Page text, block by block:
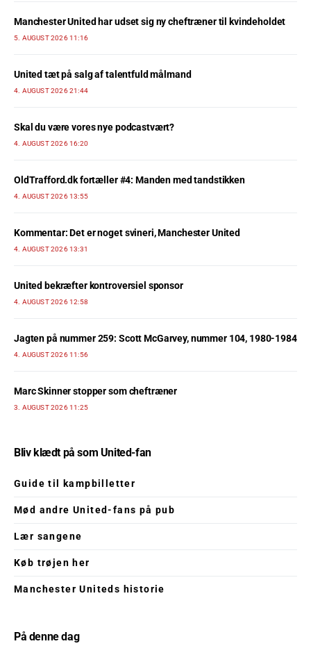
Manchester United har udset sig ny cheftræner til kvindeholdet
5. AUGUST 2026 11:16
United tæt på salg af talentfuld målmand
4. AUGUST 2026 21:44
Skal du være vores nye podcastvært?
4. AUGUST 2026 16:20
OldTrafford.dk fortæller #4: Manden med tandstikken
4. AUGUST 2026 13:55
Kommentar: Det er noget svineri, Manchester United
4. AUGUST 2026 13:31
United bekræfter kontroversiel sponsor
4. AUGUST 2026 12:58
Jagten på nummer 259: Scott McGarvey, nummer 104, 1980-1984
4. AUGUST 2026 11:56
Marc Skinner stopper som cheftræner
3. AUGUST 2026 11:25
Bliv klædt på som United-fan
Guide til kampbilletter
Mød andre United-fans på pub
Lær sangene
Køb trøjen her
Manchester Uniteds historie
På denne dag